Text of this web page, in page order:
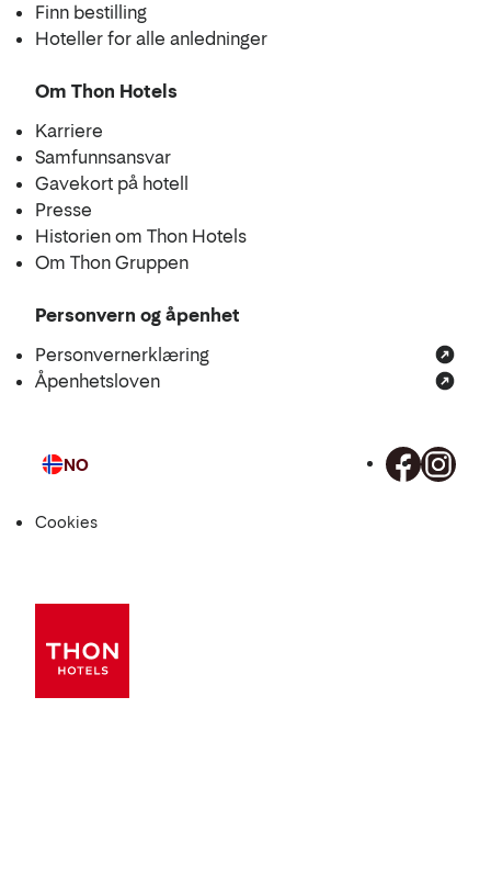
Finn bestilling
Hoteller for alle anledninger
Om Thon Hotels
Karriere
Samfunnsansvar
Gavekort på hotell
Presse
Historien om Thon Hotels
Om Thon Gruppen
Personvern og åpenhet
Personvernerklæring
Åpenhetsloven
Språk
NO
Cookies